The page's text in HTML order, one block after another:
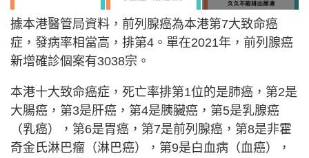
據本港醫管局資料，前列腺癌為本港第7大致命癌
症，發病率相當高，排第4。單在2021年，前列腺癌
新增確診個案有3038宗。
本港十大致命癌症，死亡率排第1位的是肺癌，第2是
大腸癌，第3是肝癌，第4是胰臟癌，第5是乳腺癌
（乳癌），第6是胃癌，第7是前列腺癌，第8是非霍
奇金氏淋巴瘤（淋巴癌），第9是白血病（血癌），